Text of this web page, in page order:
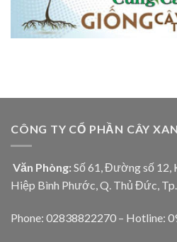
CÔNG TY CỔ PHẦN CÂY
Văn Phòng: Số 61, Đường số 12,
Hiệp Bình Phước, Q. Thủ Đức,
Phone: 02838822270 – Hotline: